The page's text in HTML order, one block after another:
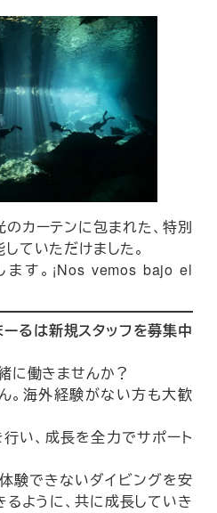
カーテンに包まれた、特別
ていただけました。
す。¡Nos vemos bajo el
るは新規スタッフを募集中
に働きませんか？
。海外経験がない方も大歓
い、成長を全力でサポート
験できないダイビングを安
ように、共に成長していき